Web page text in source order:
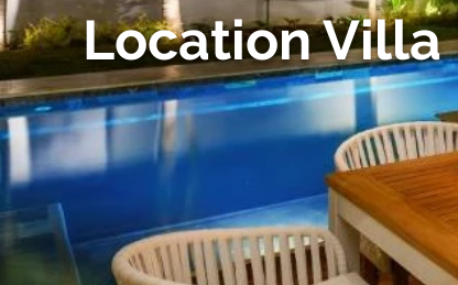
Location Villa